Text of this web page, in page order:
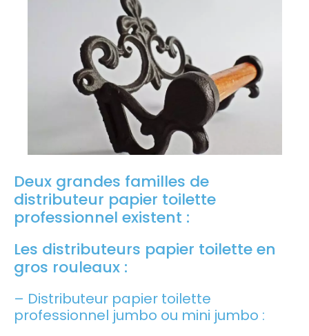
Deux grandes familles de
distributeur papier toilette
professionnel existent :
Les distributeurs papier toilette en
gros rouleaux :
– Distributeur papier toilette
professionnel jumbo ou mini jumbo :